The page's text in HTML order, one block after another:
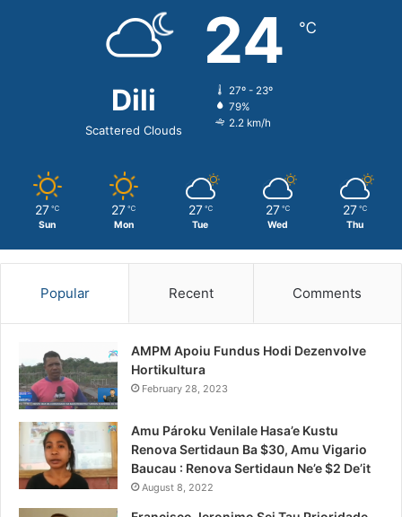
Dili
Scattered Clouds
24 ℃
27º - 23º
79%
2.2 km/h
27 ℃
Sun
27 ℃
Mon
27 ℃
Tue
27 ℃
Wed
27 ℃
Thu
Popular Recent Comments
AMPM Apoiu Fundus Hodi Dezenvolve
Hortikultura
February 28, 2023
Amu Pároku Venilale Hasa’e Kustu
Renova Sertidaun Ba $30, Amu Vigario
Baucau : Renova Sertidaun Ne’e $2 De’it
August 8, 2022